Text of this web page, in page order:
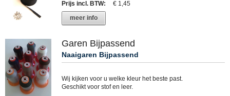
Prijs incl. BTW:
€ 1,45
meer info
Garen Bijpassend
Naaigaren Bijpassend
Wij kijken voor u welke kleur het beste past.
Geschikt voor stof en leer.